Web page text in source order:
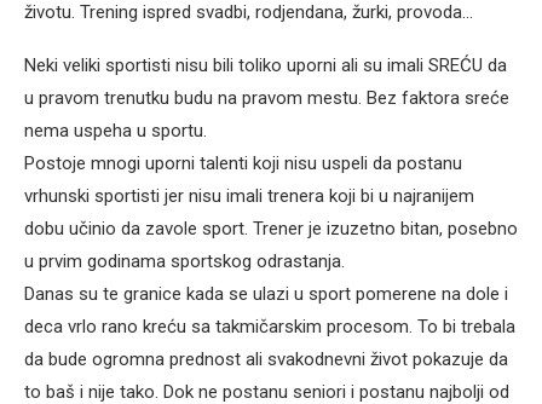
životu. Trening ispred svadbi, rodjendana, žurki, provoda…
Neki veliki sportisti nisu bili toliko uporni ali su imali SREĆU da
u pravom trenutku budu na pravom mestu. Bez faktora sreće
nema uspeha u sportu.
Postoje mnogi uporni talenti koji nisu uspeli da postanu
vrhunski sportisti jer nisu imali trenera koji bi u najranijem
dobu učinio da zavole sport. Trener je izuzetno bitan, posebno
u prvim godinama sportskog odrastanja.
Danas su te granice kada se ulazi u sport pomerene na dole i
deca vrlo rano kreću sa takmičarskim procesom. To bi trebala
da bude ogromna prednost ali svakodnevni život pokazuje da
to baš i nije tako. Dok ne postanu seniori i postanu najbolji od